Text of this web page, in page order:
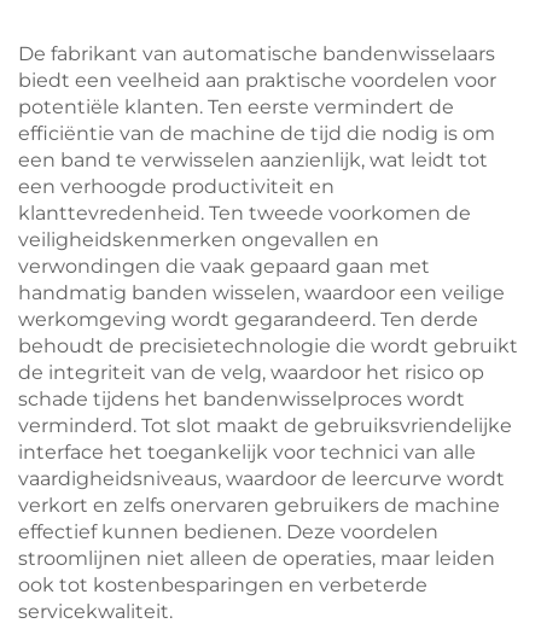
De fabrikant van automatische bandenwisselaars
biedt een veelheid aan praktische voordelen voor
potentiële klanten. Ten eerste vermindert de
efficiëntie van de machine de tijd die nodig is om
een band te verwisselen aanzienlijk, wat leidt tot
een verhoogde productiviteit en
klanttevredenheid. Ten tweede voorkomen de
veiligheidskenmerken ongevallen en
verwondingen die vaak gepaard gaan met
handmatig banden wisselen, waardoor een veilige
werkomgeving wordt gegarandeerd. Ten derde
behoudt de precisietechnologie die wordt gebruikt
de integriteit van de velg, waardoor het risico op
schade tijdens het bandenwisselproces wordt
verminderd. Tot slot maakt de gebruiksvriendelijke
interface het toegankelijk voor technici van alle
vaardigheidsniveaus, waardoor de leercurve wordt
verkort en zelfs onervaren gebruikers de machine
effectief kunnen bedienen. Deze voordelen
stroomlijnen niet alleen de operaties, maar leiden
ook tot kostenbesparingen en verbeterde
servicekwaliteit.